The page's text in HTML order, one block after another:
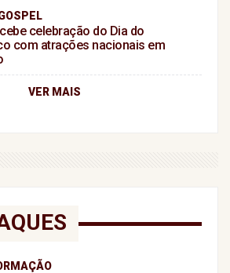
celebração do Dia do
com atrações nacionais em
VER MAIS